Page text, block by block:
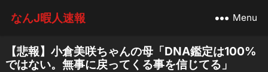
なんJ暇人速報 Menu
【悲報】小倉美咲ちゃんの母「DNA鑑定は100%
ではない。無事に戻ってくる事を信じてる」